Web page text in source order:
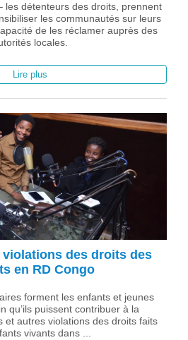
les détenteurs des droits, prennent
les communautés sur leurs
de les réclamer auprès des
locales.
Lire plus
des droits des
en RD Congo
forment les enfants et jeunes
qu’ils puissent contribuer à la
et autres violations des droits faits
vivants dans ...